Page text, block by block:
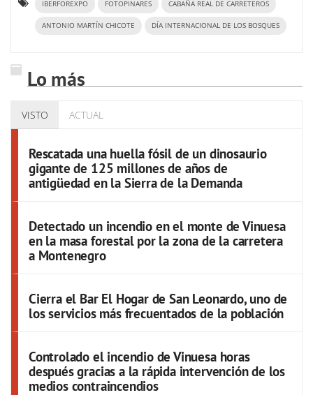
IBERFOREXPO FOTOPINARES CABAÑA REAL DE CARRETEROS
ANTONIO MARTÍN CHICOTE DÍA INTERNACIONAL DE LOS BOSQUES
Lo más
VISTO ACTUAL
Rescatada una huella fósil de un dinosaurio
gigante de 125 millones de años de
antigüedad en la Sierra de la Demanda
Detectado un incendio en el monte de Vinuesa
en la masa forestal por la zona de la carretera
a Montenegro
Cierra el Bar El Hogar de San Leonardo, uno de
los servicios más frecuentados de la población
Controlado el incendio de Vinuesa horas
después gracias a la rápida intervención de los
medios contraincendios